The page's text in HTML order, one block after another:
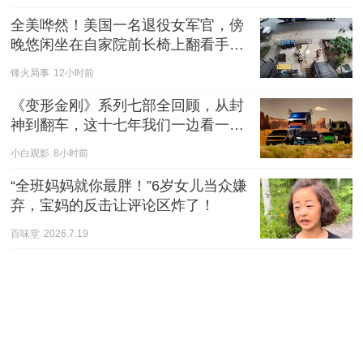
全美哗然！美国一名退役女军官，傍
晚悠闲坐在自家院前长椅上翻看手
机，全程没有任何过激举动。
锋火局事 12小时前
《变形金刚》系列七部全回顾，从封
神到翻车，这十七年我们一边看一边
骂
小白观影 8小时前
“全班妈妈就你最胖！”6岁女儿当众嫌
弃，宝妈的反击让评论区炸了！
百味堂 2026.7.19